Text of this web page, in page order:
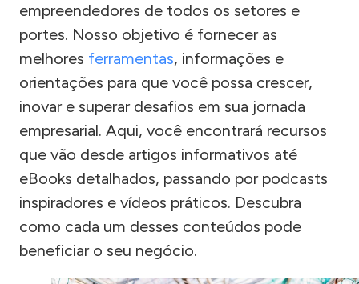
empreendedores de todos os setores e
portes. Nosso objetivo é fornecer as
melhores ferramentas, informações e
orientações para que você possa crescer,
inovar e superar desafios em sua jornada
empresarial. Aqui, você encontrará recursos
que vão desde artigos informativos até
eBooks detalhados, passando por podcasts
inspiradores e vídeos práticos. Descubra
como cada um desses conteúdos pode
beneficiar o seu negócio.